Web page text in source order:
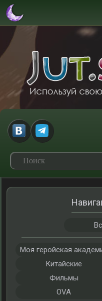
Моя геройская
Китайские
Фильмы
OVA